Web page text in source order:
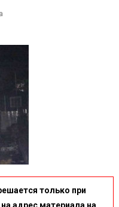
только при
адрес материала на